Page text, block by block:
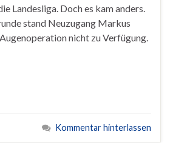
Landesliga. Doch es kam anders.
stand Neuzugang Markus
nicht zu Verfügung.
Kommentar hinterlassen